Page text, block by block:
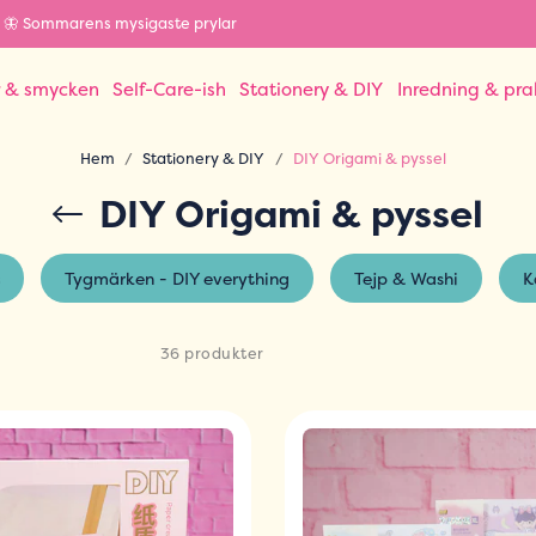
🦋 Sommarens mysigaste prylar
smycken Self-Care-ish Stationery & DIY Inredning &
Hem Stationery & DIY DIY Origami & pyssel
DIY Origami & pyssel
Tygmärken - DIY everything Tejp & Washi
36 produkter